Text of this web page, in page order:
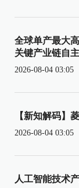
全球单产最大
关键产业链自
2026-08-04 03:05
【新知解码】
2026-08-04 03:05
人工智能技术